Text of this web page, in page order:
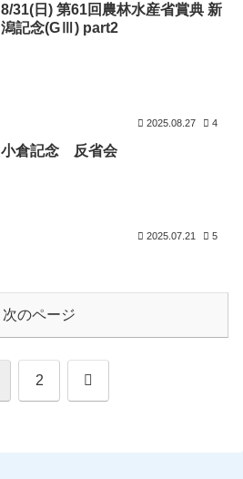
8/31(日) 第61回農林水産省賞典 新
潟記念(GⅢ) part2
2025.08.27 4
小倉記念 反省会
2025.07.21 5
次のページ
2 次